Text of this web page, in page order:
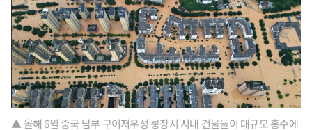
▲ 올해 6월 중국 남부 구이저우성 룽장시 시내 건물들이 대규모 홍수에